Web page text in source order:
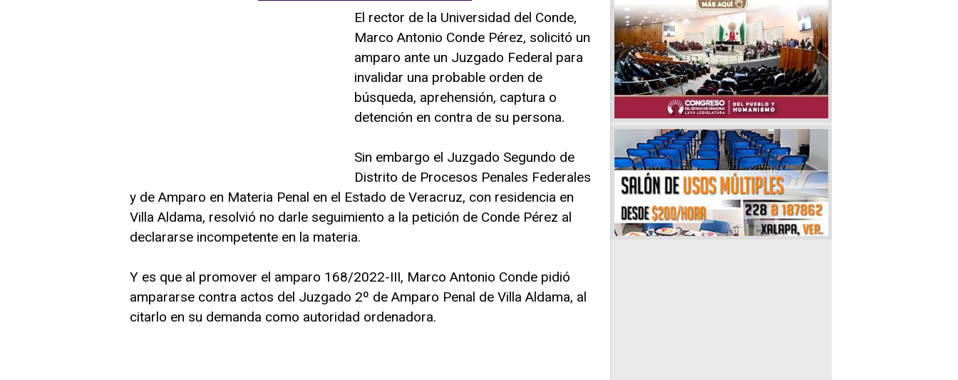
El rector de la Universidad del Conde,
Marco Antonio Conde Pérez, solicitó un
amparo ante un Juzgado Federal para
invalidar una probable orden de
búsqueda, aprehensión, captura o
detención en contra de su persona.
Sin embargo el Juzgado Segundo de
Distrito de Procesos Penales Federales
y de Amparo en Materia Penal en el Estado de Veracruz, con residencia en
Villa Aldama, resolvió no darle seguimiento a la petición de Conde Pérez al
declararse incompetente en la materia.
Y es que al promover el amparo 168/2022-III, Marco Antonio Conde pidió
ampararse contra actos del Juzgado 2º de Amparo Penal de Villa Aldama, al
citarlo en su demanda como autoridad ordenadora.